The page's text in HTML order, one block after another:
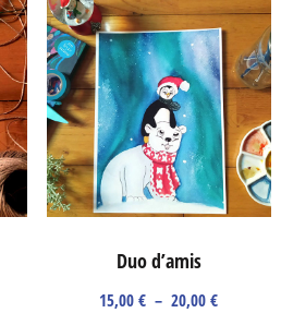
variations.
Les
options
peuvent
être
choisies
sur
Les
être
sur
Duo d’amis
15,00€ – 20,00€Plage